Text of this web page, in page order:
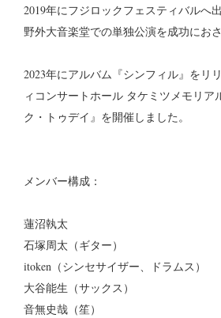
2019年にフジロックフェスティバルへ
野外⼤⾳楽堂での単独公演を成功にお
2023年にアルバム『シンフィル』をリ
ィコンサートホール タケミツメモリア
ク・トゥデイ』を開催しました。
メンバー構成：
蓮沼執太
石塚周太（ギター）
itoken（シンセサイザー、ドラムス）
大谷能生（サックス）
音無史哉（笙）